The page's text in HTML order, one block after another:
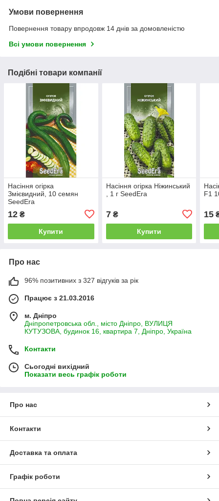
Умови повернення
Повернення товару впродовж 14 днів за домовленістю
Всі умови повернення
Подібні товари компанії
Насіння огірка
Змієвидний, 10 семян
SeedEra
12 ₴
Купити
Насіння огірка Ніжинський
, 1 г SeedEra
7₴
Купити
F1
15
Про нас
96% позитивних з 327 відгуків за рік
Працює з 21.03.2016
м. Дніпро
Дніпропетровська обл., місто Дніпро, ВУЛИЦЯ
КУТУЗОВА, будинок 16, квартира 7, Дніпро, Україна
Контакти
Сьогодні вихідний
Показати весь графік роботи
Про нас
Контакти
Доставка та оплата
Графік роботи